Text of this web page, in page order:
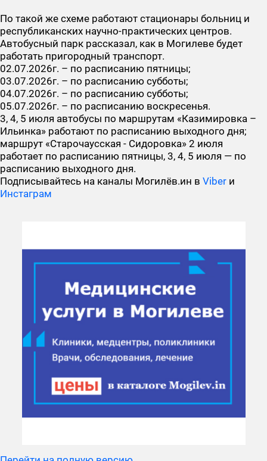
По такой же схеме работают стационары больниц и
республиканских научно-практических центров.
Автобусный парк рассказал, как в Могилеве будет
работать пригородный транспорт.
02.07.2026г. – по расписанию пятницы;
03.07.2026г. – по расписанию субботы;
04.07.2026г. – по расписанию субботы;
05.07.2026г. – по расписанию воскресенья.
3, 4, 5 июля автобусы по маршрутам «Казимировка –
Ильинка» работают по расписанию выходного дня;
маршрут «Старочаусская - Сидоровка» 2 июля
работает по расписанию пятницы, 3, 4, 5 июля — по
расписанию выходного дня.
Подписывайтесь на каналы Могилёв.ин в Viber и
Инстаграм